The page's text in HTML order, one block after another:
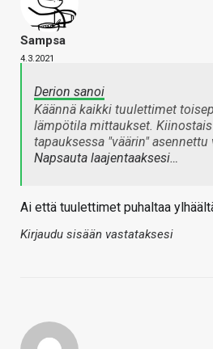
Sampsa
4.3.2021
Derion sanoi
Käännä kaikki tuulettimet
lämpötila mittaukset.
tapauksessa "väärin" asennettu
Napsauta laajentaaksesi…
Ai että tuulettimet puhaltaa
Kirjaudu sisään vastataksesi